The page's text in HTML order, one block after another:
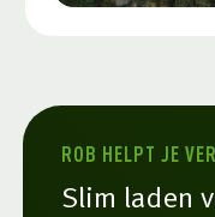
ROB HELPT JE
Slim laden